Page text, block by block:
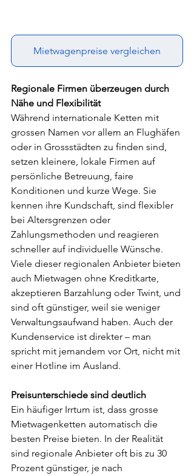
Mietwagenpreise vergleichen
Regionale Firmen überzeugen durch
Nähe und Flexibilität
Während internationale Ketten mit
grossen Namen vor allem an Flughäfen
oder in Grossstädten zu finden sind,
setzen kleinere, lokale Firmen auf
persönliche Betreuung, faire
Konditionen und kurze Wege. Sie
kennen ihre Kundschaft, sind flexibler
bei Altersgrenzen oder
Zahlungsmethoden und reagieren
schneller auf individuelle Wünsche.
Viele dieser regionalen Anbieter bieten
auch Mietwagen ohne Kreditkarte,
akzeptieren Barzahlung oder Twint, und
sind oft günstiger, weil sie weniger
Verwaltungsaufwand haben. Auch der
Kundenservice ist direkter – man
spricht mit jemandem vor Ort, nicht mit
einer Hotline im Ausland.
Preisunterschiede sind deutlich
Ein häufiger Irrtum ist, dass grosse
Mietwagenketten automatisch die
besten Preise bieten. In der Realität
sind regionale Anbieter oft bis zu 30
Prozent günstiger, je nach